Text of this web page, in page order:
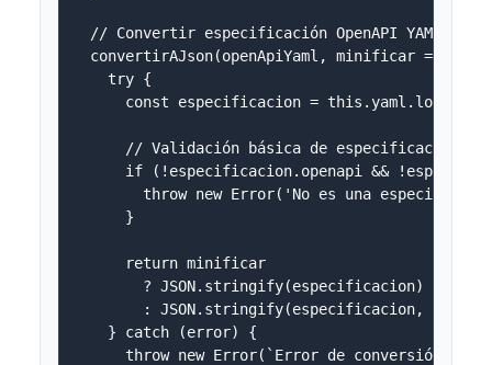
// Convertir especificación OpenAPI YAML a
convertirAJson(openApiYaml, minificar =
    try {
const especificacion =
// Validación básica de especificación
if (!especificacion.openapi &&
throw new Error('No es una
      }
      return minificar
        ? JSON.stringify(especificacion)
: JSON.stringify(especificacion, null,
    } catch (error) {
throw new Error(`Error de conversión